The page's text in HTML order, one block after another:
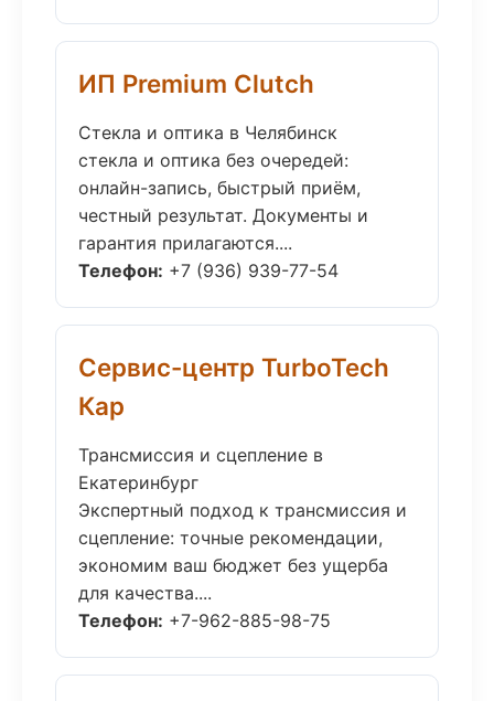
ИП Premium Clutch
Стекла и оптика в Челябинск
стекла и оптика без очередей:
онлайн-запись, быстрый приём,
честный результат. Документы и
гарантия прилагаются....
Телефон: +7 (936) 939-77-54
Сервис-центр TurboTech
Кар
Трансмиссия и сцепление в
Екатеринбург
Экспертный подход к трансмиссия и
сцепление: точные рекомендации,
экономим ваш бюджет без ущерба
для качества....
Телефон: +7-962-885-98-75